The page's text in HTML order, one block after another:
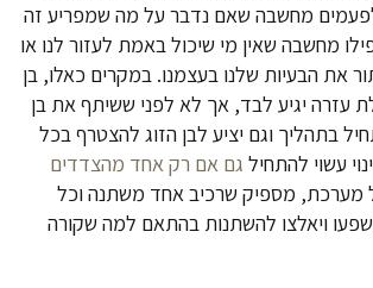
מחשבה שאם נדבר על מה שמפריע זה
מחשבה שאין מי שיכול באמת לעזור לנו או
את הבעיות שלנו בעצמנו. במקרים כאלו, בן
עזרה יגיע לבד, אך לא לפני ששיתף את בן
בתהליך וגם יציע לבן הזוג להצטרף בכל
עשוי להתחיל גם אם רק אחד מהצדדים
מערכת, מספיק שרכיב אחד משתנה וכל
ויאלצו להשתנות בהתאם למה שקורה